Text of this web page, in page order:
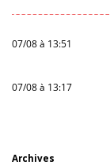
07/08 à 13:51
07/08 à 13:17
Archives